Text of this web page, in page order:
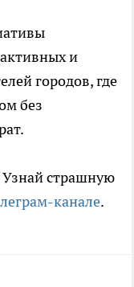
и
городов, где
без
страшную
канале.